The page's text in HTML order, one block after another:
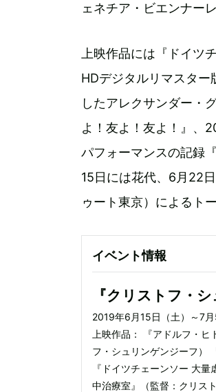
ェネチア・ビエンナー
上映作品には『ドイツ
HDデジタルリマスタ
したアレクサンダー・
よ！友よ！友よ！』、
パフォーマンスの記録
15日には花代、6月22
ゥート東京）によるト
イベント情報
『クリストフ・
2019年6月15日（土）～7
上映作品： 『アドルフ・
フ・シュリンゲンジーフ）
『ドイツチェーンソー 大
中治療室』（監督：クリス